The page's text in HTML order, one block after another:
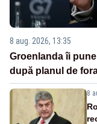
8 aug. 2026, 13:35
Groenlanda îi
după planul de
8